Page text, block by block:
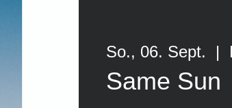
So., 06. Sept.
  |
Same Sun